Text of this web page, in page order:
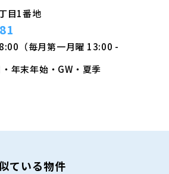
目1番地
（毎月第一月曜 13:00 -
年末年始・GW・夏季
ている物件